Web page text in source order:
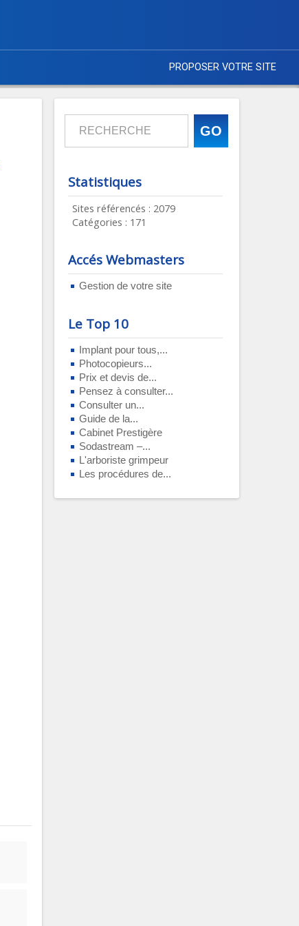
PROPOSER VOTRE SITE
Statistiques
Sites référencés : 2079
Catégories : 171
Accés Webmasters
Gestion de votre site
Le Top 10
Implant pour tous,...
Photocopieurs...
Prix et devis de...
Pensez à consulter...
Consulter un...
Guide de la...
Cabinet Prestigère
Sodastream –...
L'arboriste grimpeur
Les procédures de...